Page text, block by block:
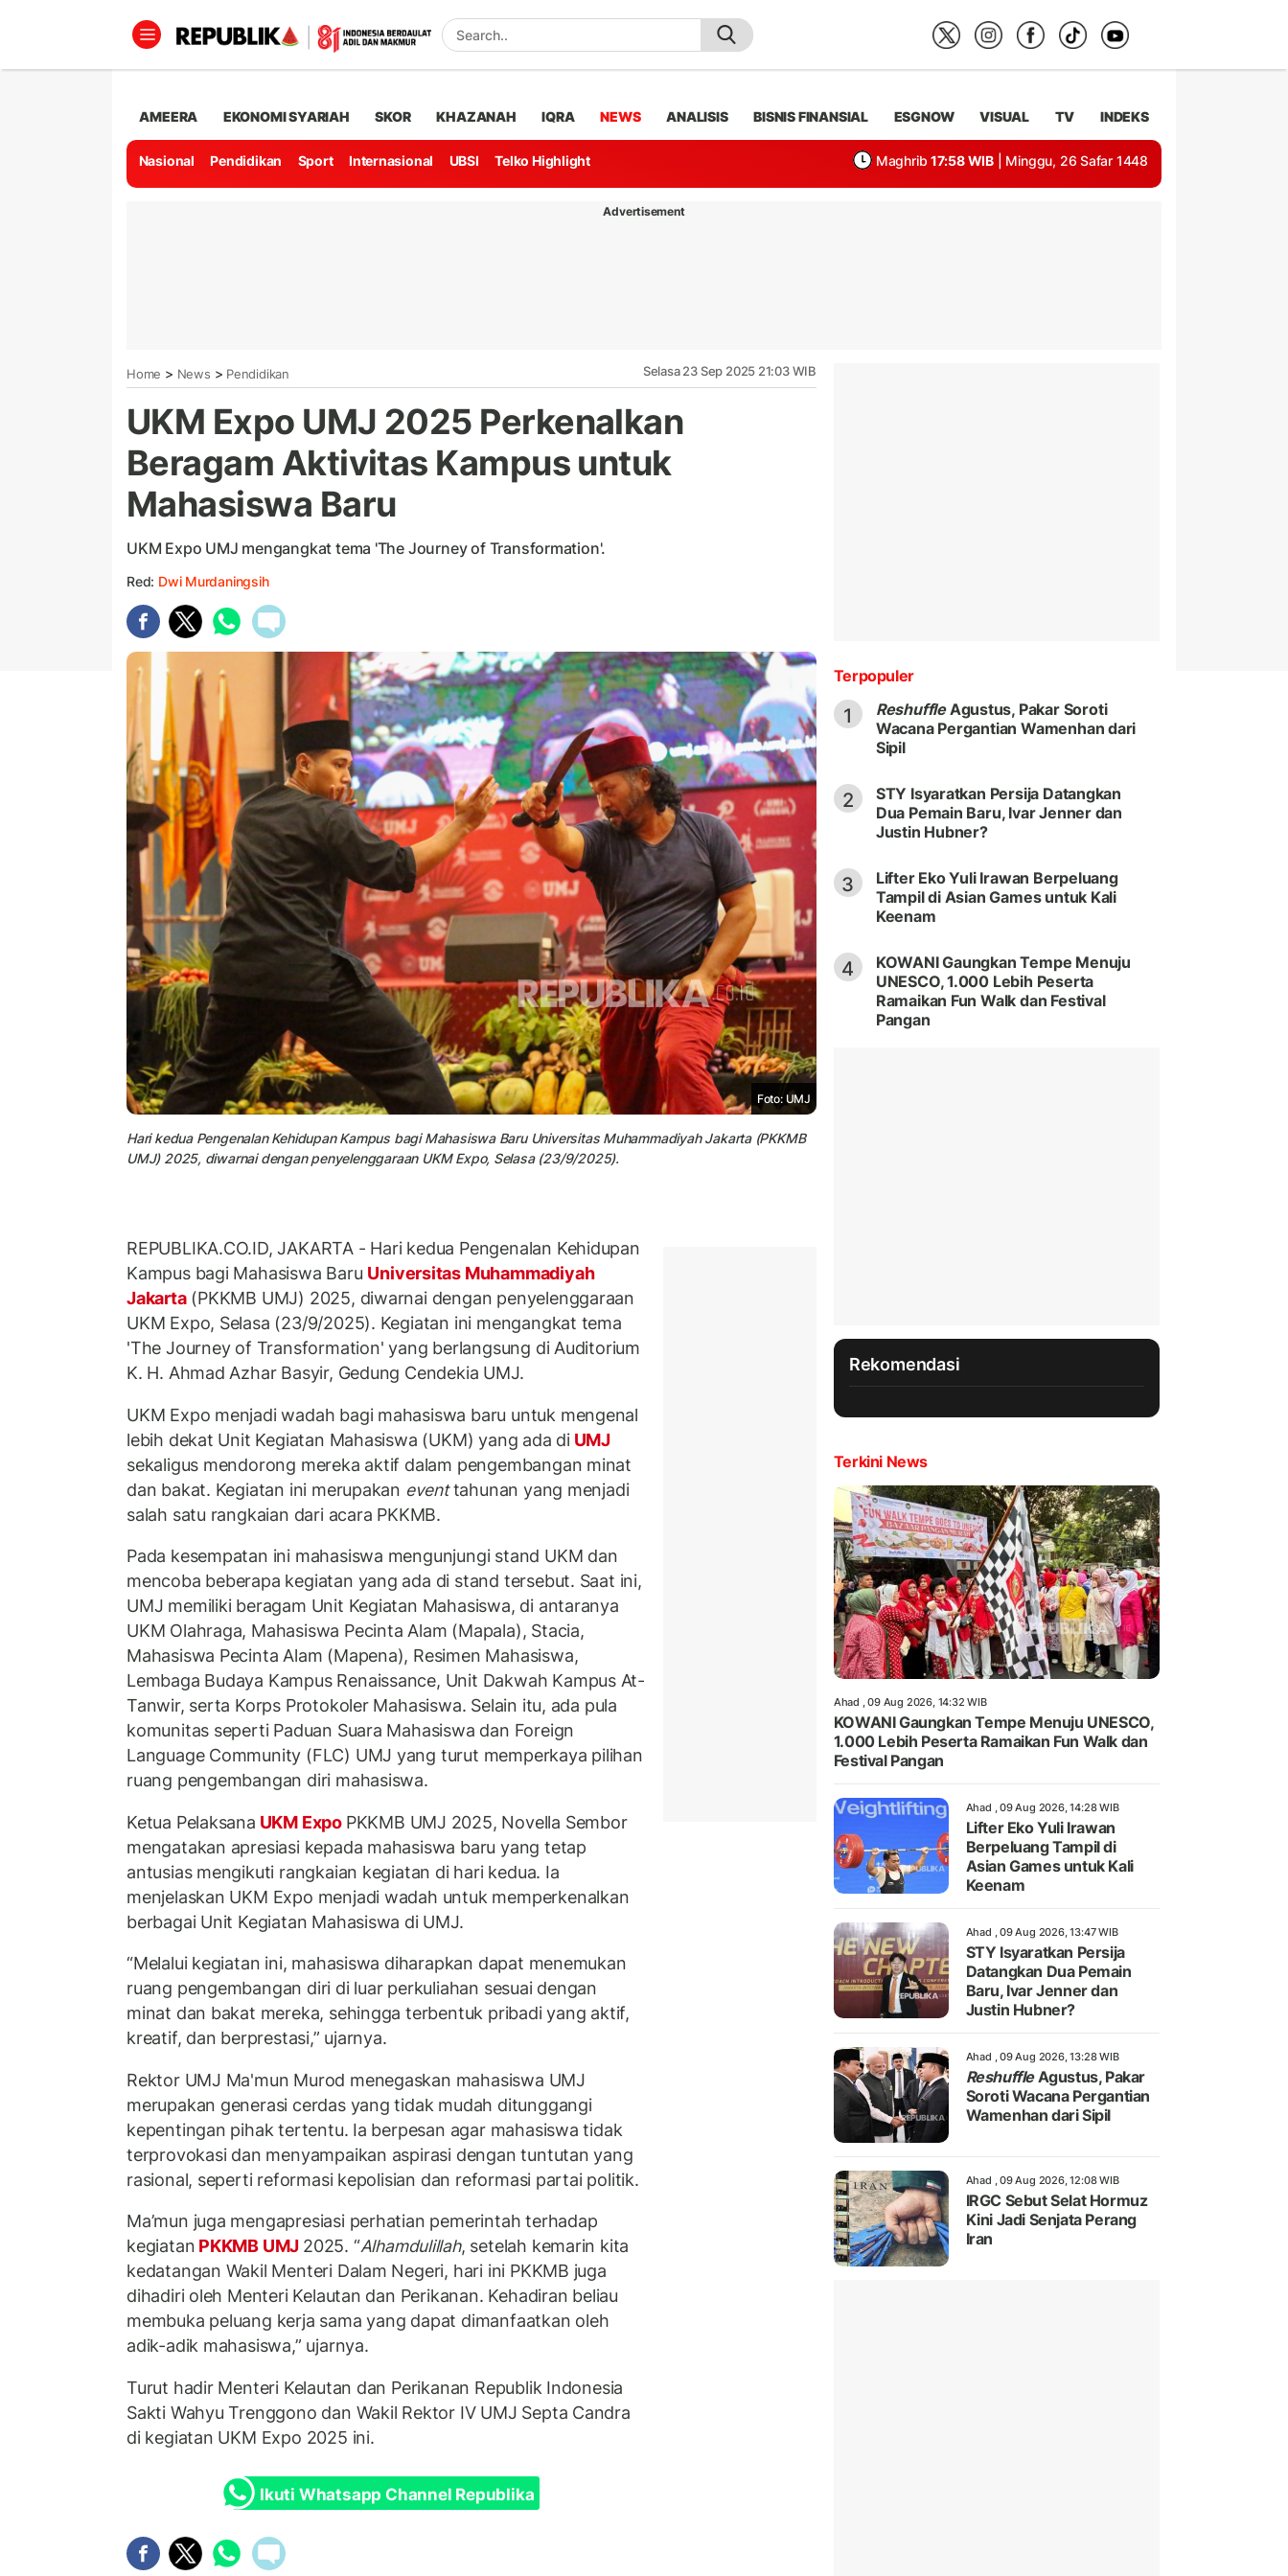
AMEERA EKONOMI SYARIAH SKOR KHAZANAH IQRA NEWS ANALISIS BISNIS FINANSIAL ESGNOW VISUAL TV INDEKS
Nasional Pendidikan Sport Internasional UBSI Telko Highlight Maghrib 17:58 WIB | Minggu, 26 Safar 1448
Advertisement
Home > News > Pendidikan Selasa 23 Sep 2025 21:03 WIB
UKM Expo UMJ 2025 Perkenalkan
Beragam Aktivitas Kampus untuk
Mahasiswa Baru
UKM Expo UMJ mengangkat tema 'The Journey of Transformation'.
Red: Dwi Murdaningsih
Foto: UMJ
Hari kedua Pengenalan Kehidupan Kampus bagi Mahasiswa Baru Universitas Muhammadiyah Jakarta (PKKMB
UMJ) 2025, diwarnai dengan penyelenggaraan UKM Expo, Selasa (23/9/2025).
REPUBLIKA.CO.ID, JAKARTA - Hari kedua Pengenalan Kehidupan
Kampus bagi Mahasiswa Baru Universitas Muhammadiyah
Jakarta(PKKMB UMJ) 2025, diwarnai dengan penyelenggaraan
UKM Expo, Selasa (23/9/2025). Kegiatan ini mengangkat tema
'The Journey of Transformation' yang berlangsung di Auditorium
K. H. Ahmad Azhar Basyir, Gedung Cendekia UMJ.
UKM Expo menjadi wadah bagi mahasiswa baru untuk mengenal
lebih dekat Unit Kegiatan Mahasiswa (UKM) yang ada diUMJ
sekaligus mendorong mereka aktif dalam pengembangan minat
dan bakat. Kegiatan ini merupakan eventtahunan yang menjadi
salah satu rangkaian dari acara PKKMB.
Pada kesempatan ini mahasiswa mengunjungi stand UKM dan
mencoba beberapa kegiatan yang ada di stand tersebut. Saat ini,
UMJ memiliki beragam Unit Kegiatan Mahasiswa, di antaranya
UKM Olahraga, Mahasiswa Pecinta Alam (Mapala), Stacia,
Mahasiswa Pecinta Alam (Mapena), Resimen Mahasiswa,
Lembaga Budaya Kampus Renaissance, Unit Dakwah Kampus At-
Tanwir, serta Korps Protokoler Mahasiswa. Selain itu, ada pula
komunitas seperti Paduan Suara Mahasiswa dan Foreign
Language Community (FLC) UMJ yang turut memperkaya pilihan
ruang pengembangan diri mahasiswa.
Ketua Pelaksana UKM Expo PKKMB UMJ 2025, Novella Sembor
mengatakan apresiasi kepada mahasiswa baru yang tetap
antusias mengikuti rangkaian kegiatan di hari kedua. Ia
menjelaskan UKM Expo menjadi wadah untuk memperkenalkan
berbagai Unit Kegiatan Mahasiswa di UMJ.
“Melalui kegiatan ini, mahasiswa diharapkan dapat menemukan
ruang pengembangan diri di luar perkuliahan sesuai dengan
minat dan bakat mereka, sehingga terbentuk pribadi yang aktif,
kreatif, dan berprestasi,” ujarnya.
Rektor UMJ Ma'mun Murod menegaskan mahasiswa UMJ
merupakan generasi cerdas yang tidak mudah ditunggangi
kepentingan pihak tertentu. Ia berpesan agar mahasiswa tidak
terprovokasi dan menyampaikan aspirasi dengan tuntutan yang
rasional, seperti reformasi kepolisian dan reformasi partai politik.
Ma’mun juga mengapresiasi perhatian pemerintah terhadap
kegiatan PKKMB UMJ 2025. “Alhamdulillah, setelah kemarin kita
kedatangan Wakil Menteri Dalam Negeri, hari ini PKKMB juga
dihadiri oleh Menteri Kelautan dan Perikanan. Kehadiran beliau
membuka peluang kerja sama yang dapat dimanfaatkan oleh
adik-adik mahasiswa,” ujarnya.
Turut hadir Menteri Kelautan dan Perikanan Republik Indonesia
Sakti Wahyu Trenggono dan Wakil Rektor IV UMJ Septa Candra
di kegiatan UKM Expo 2025 ini.
Ikuti Whatsapp Channel Republika
Terpopuler
1 ReshuffleAgustus, Pakar Soroti
Wacana Pergantian Wamenhan dari
Sipil
2
STY Isyaratkan Persija Datangkan
Dua Pemain Baru, Ivar Jenner dan
Justin Hubner?
3
Lifter Eko Yuli Irawan Berpeluang
Tampil di Asian Games untuk Kali
Keenam
4
KOWANI Gaungkan Tempe Menuju
UNESCO, 1.000 Lebih Peserta
Ramaikan Fun Walk dan Festival
Pangan
Rekomendasi
Terkini News
Ahad , 09 Aug 2026, 14:32 WIB
KOWANI Gaungkan Tempe Menuju UNESCO,
1.000 Lebih Peserta Ramaikan Fun Walk dan
Festival Pangan
Ahad , 09 Aug 2026, 14:28 WIB
Lifter Eko Yuli Irawan
Berpeluang Tampil di
Asian Games untuk Kali
Keenam
Ahad , 09 Aug 2026, 13:47 WIB
STY Isyaratkan Persija
Datangkan Dua Pemain
Baru, Ivar Jenner dan
Justin Hubner?
Ahad , 09 Aug 2026, 13:28 WIB
ReshuffleAgustus, Pakar
Soroti Wacana Pergantian
Wamenhan dari Sipil
Ahad , 09 Aug 2026, 12:08 WIB
IRGC Sebut Selat Hormuz
Kini Jadi Senjata Perang
Iran